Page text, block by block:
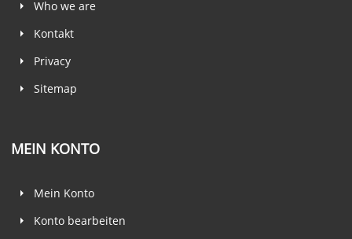
Who we are
Kontakt
Privacy
Sitemap
MEIN KONTO
Mein Konto
Konto bearbeiten